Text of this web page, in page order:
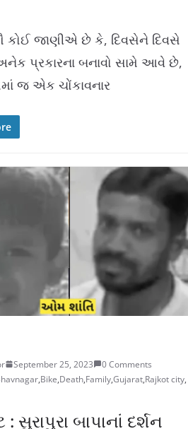
જાણીએ છે કે, દિવસેને દિવસે
પ્રકારના બનાવો સામે આવે છે,
જ એક ચોંકાવનાર
September 25, 2023
0 Comments
,Bike,Death,Family,Gujarat,Rajkot city,
: સુરાપુરા બાપાનાં દર્શન